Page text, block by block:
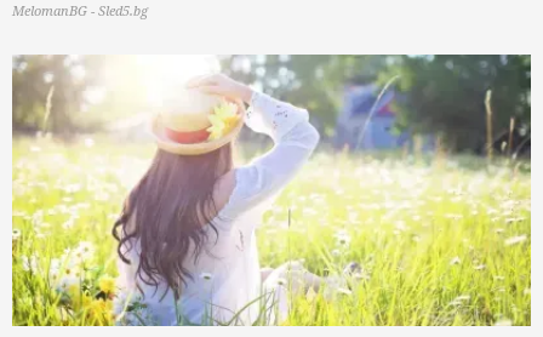
MelomanBG - Sled5.bg